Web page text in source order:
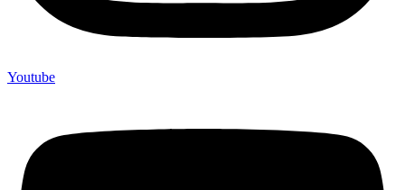
Youtube